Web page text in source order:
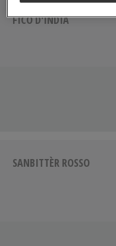
SANBITTÈR ARANCIA E
FICO D'INDIA
SANBITTÈR ROSSO